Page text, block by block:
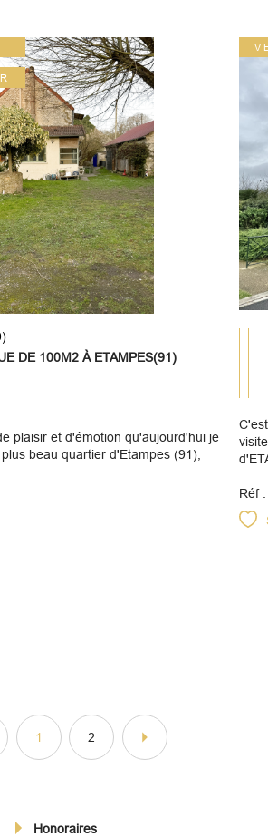
DE 100M2 À ETAMPES(91)
plaisir et d'émotion qu'aujourd'hui je
beau quartier d'Etampes (91),
Réf
1 2
Honoraires